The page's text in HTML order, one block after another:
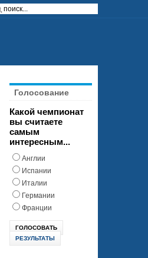
Голосование
Какой чемпионат
вы считаете
самым
интересным...
Англии
Испании
Италии
Германии
Франции
РЕЗУЛЬТАТЫ